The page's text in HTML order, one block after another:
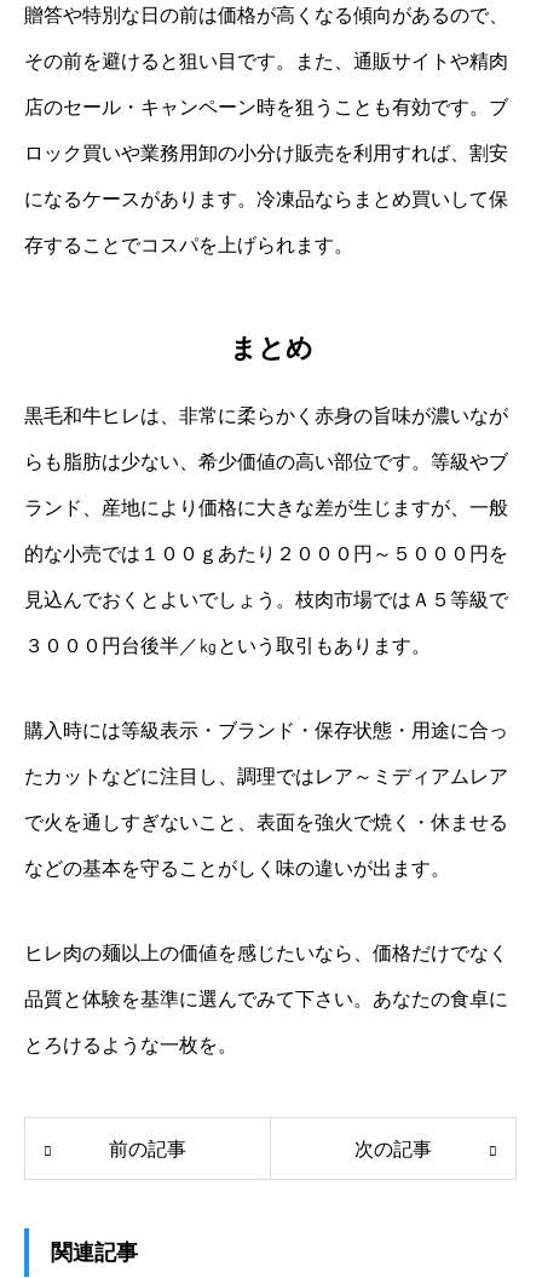
贈答や特別な日の前は価格が高くなる傾向があるので、
その前を避けると狙い目です。また、通販サイトや精肉
店のセール・キャンペーン時を狙うことも有効です。ブ
ロック買いや業務用卸の小分け販売を利用すれば、割安
になるケースがあります。冷凍品ならまとめ買いして保
存することでコスパを上げられます。
まとめ
黒毛和牛ヒレは、非常に柔らかく赤身の旨味が濃いなが
らも脂肪は少ない、希少価値の高い部位です。等級やブ
ランド、産地により価格に大きな差が生じますが、一般
的な小売では１００ｇあたり２０００円～５０００円を
見込んでおくとよいでしょう。枝肉市場ではＡ５等級で
３０００円台後半／㎏という取引もあります。
購入時には等級表示・ブランド・保存状態・用途に合っ
たカットなどに注目し、調理ではレア～ミディアムレア
で火を通しすぎないこと、表面を強火で焼く・休ませる
などの基本を守ることがしく味の違いが出ます。
ヒレ肉の麺以上の価値を感じたいなら、価格だけでなく
品質と体験を基準に選んでみて下さい。あなたの食卓に
とろけるような一枚を。
前の記事 次の記事
関連記事